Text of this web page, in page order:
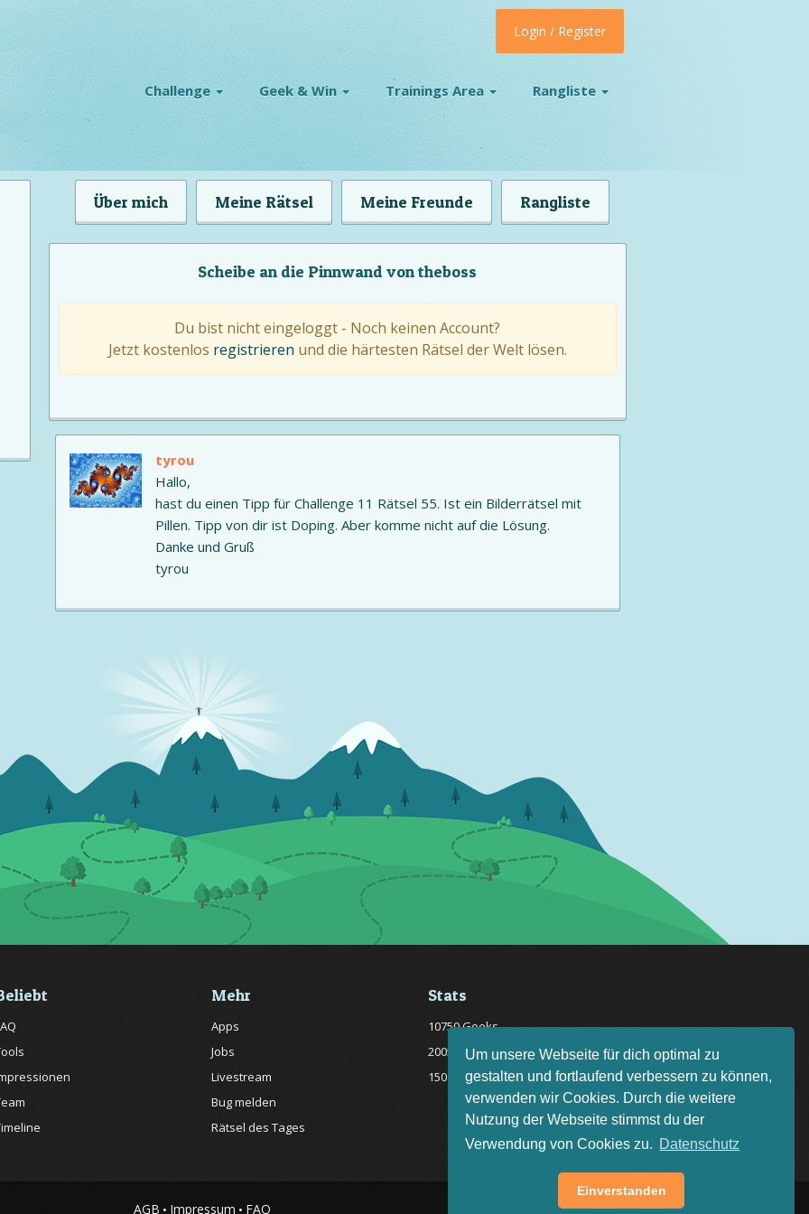
Um unsere Webseite für dich optimal zu
gestalten und fortlaufend verbessern zu können,
verwenden wir Cookies. Durch die weitere
Nutzung der Webseite stimmst du der
Verwendung von Cookies zu. Datenschutz
Einverstanden
Challenge Geek & Win Trainings Area Rangliste
Login / Register
Über mich Meine Rätsel Meine Freunde Rangliste
Scheibe an die Pinnwand von theboss
Du bist nicht eingeloggt - Noch keinen Account?
Jetzt kostenlos registrieren und die härtesten Rätsel der Welt lösen.
tyrou
Hallo,
hast du einen Tipp für Challenge 11 Rätsel 55. Ist ein Bilderrätsel mit
Pillen. Tipp von dir ist Doping. Aber komme nicht auf die Lösung.
Danke und Gruß
tyrou
Mehr
Apps
Jobs
Livestream
Bug melden
Rätsel des Tages
Stats
10750 Geeks
20057 Rätsel online
150 Quizfragen online
AGB • Impressum • FAQ